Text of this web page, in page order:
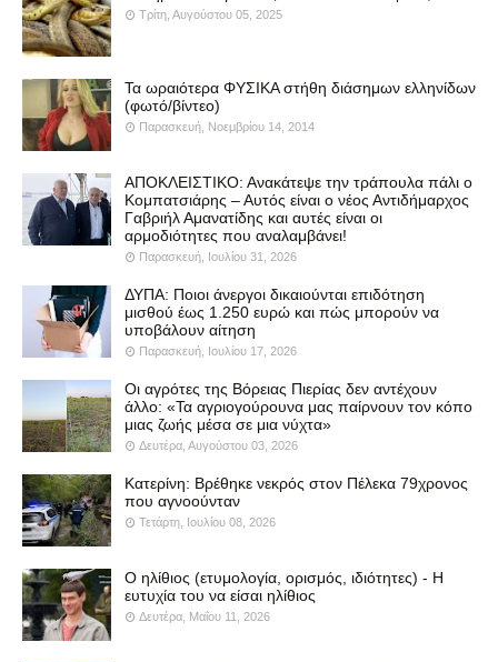
Τρίτη, Αυγούστου 05, 2025
Τα ωραιότερα ΦΥΣΙΚΑ στήθη διάσημων ελληνίδων
(φωτό/βίντεο)
Παρασκευή, Νοεμβρίου 14, 2014
ΑΠΟΚΛΕΙΣΤΙΚΟ: Ανακάτεψε την τράπουλα πάλι ο
Κομπατσιάρης – Αυτός είναι ο νέος Αντιδήμαρχος
Γαβριήλ Αμανατίδης και αυτές είναι οι
αρμοδιότητες που αναλαμβάνει!
Παρασκευή, Ιουλίου 31, 2026
ΔΥΠΑ: Ποιοι άνεργοι δικαιούνται επιδότηση
μισθού έως 1.250 ευρώ και πώς μπορούν να
υποβάλουν αίτηση
Παρασκευή, Ιουλίου 17, 2026
Οι αγρότες της Βόρειας Πιερίας δεν αντέχουν
άλλο: «Τα αγριογούρουνα μας παίρνουν τον κόπο
μιας ζωής μέσα σε μια νύχτα»
Δευτέρα, Αυγούστου 03, 2026
Κατερίνη: Βρέθηκε νεκρός στον Πέλεκα 79χρονος
που αγνοούνταν
Τετάρτη, Ιουλίου 08, 2026
Ο ηλίθιος (ετυμολογία, ορισμός, ιδιότητες) - Η
ευτυχία του να είσαι ηλίθιος
Δευτέρα, Μαΐου 11, 2026